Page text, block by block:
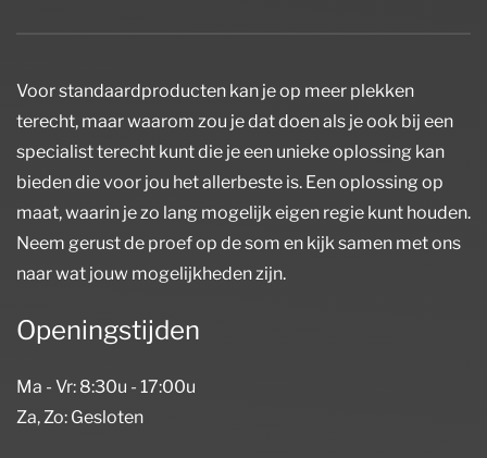
Voor standaardproducten kan je op meer plekken
terecht, maar waarom zou je dat doen als je ook bij een
specialist terecht kunt die je een unieke oplossing kan
bieden die voor jou het allerbeste is. Een oplossing op
maat, waarin je zo lang mogelijk eigen regie kunt houden.
Neem gerust de proef op de som en kijk samen met ons
naar wat jouw mogelijkheden zijn.
Openingstijden
Ma - Vr: 8:30u - 17:00u
Za, Zo: Gesloten